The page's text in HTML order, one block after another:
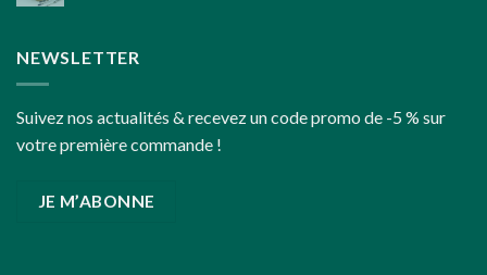
NEWSLETTER
Suivez nos actualités & recevez un code promo de -5 % sur
votre première commande !
JE M’ABONNE